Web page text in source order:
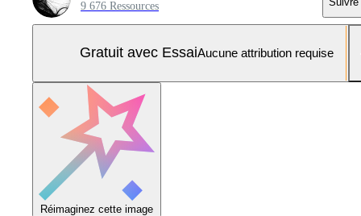
9 676 Ressources
Gratuit avec EssaiAucune attribution requise
Réimaginez cette image